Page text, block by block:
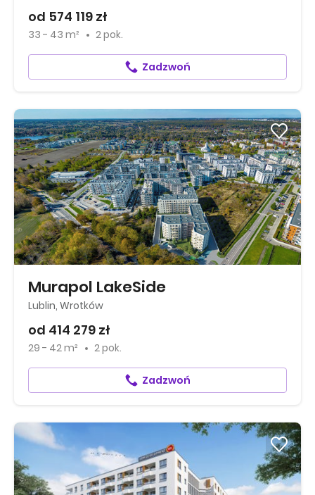
od 574 119 zł
33 - 43 m² 2 pok.
Zadzwoń
Murapol LakeSide
Lublin, Wrotków
od 414 279 zł
29 - 42 m² 2 pok.
Zadzwoń